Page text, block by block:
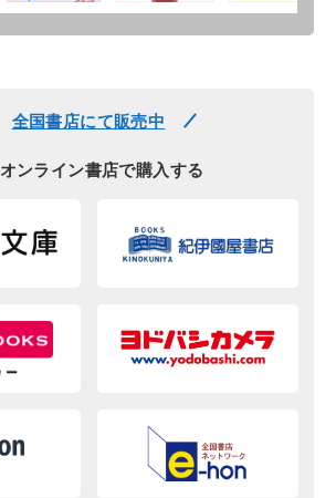
全国書店にて販売中
オンライン書店で購入する